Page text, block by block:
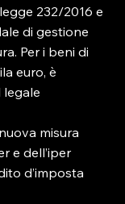
232/2016 e
di gestione
Per i beni di
euro, è
legale
misura
e dell’iper
d’imposta